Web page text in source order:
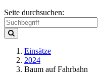
Seite durchsuchen:
Einsätze
2024
Baum auf Fahrbahn